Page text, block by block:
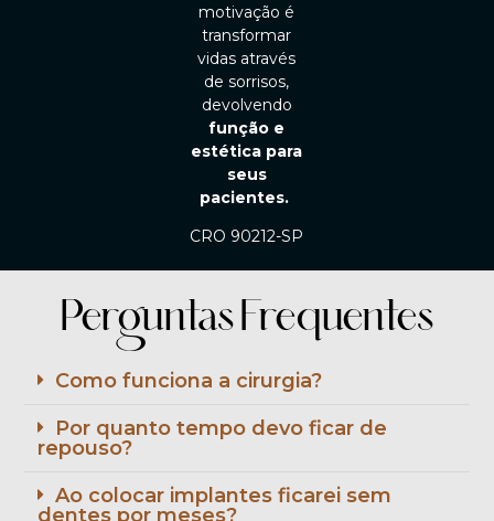
motivação é
transformar
vidas através
de sorrisos,
devolvendo
função e
estética para
seus
pacientes.
CRO 90212-SP
Perguntas Frequentes
Como funciona a cirurgia?
Por quanto tempo devo ficar de
repouso?
Ao colocar implantes ficarei sem
dentes por meses?